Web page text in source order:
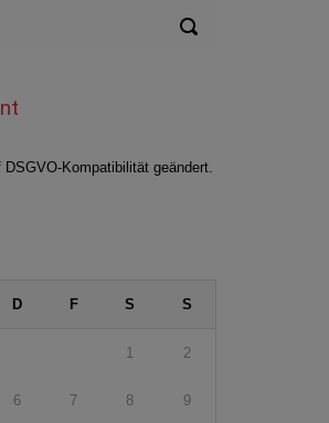
Kompatibilität geändert.
D F S S
1 2
6 7 8 9